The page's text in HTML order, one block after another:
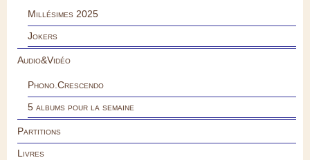
Millésimes 2025
Jokers
Audio&Vidéo
Phono.Crescendo
5 albums pour la semaine
Partitions
Livres